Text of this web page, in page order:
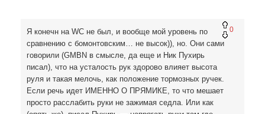
0
Я конечн на WC не был, и вообще мой уровень по
сравнению с бомонтовским… не высок)), но. Они сами
говорили (GMBN в смысле, да еще и Ник Пухирь
писал), что на усталость рук здорово влияет высота
руля и такая мелочь, как положение тормозных ручек.
Если речь идет ИМЕННО О ПРЯМИКЕ, то что мешает
просто расслабить руки не зажимая седла. Или как